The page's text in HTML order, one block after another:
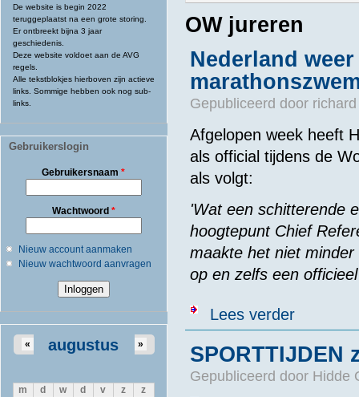
De website is begin 2022
teruggeplaatst na een grote storing.
Er ontbreekt bijna 3 jaar
geschiedenis.
Deze website voldoet aan de AVG
regels.
Alle tekstblokjes hierboven zijn actieve
links. Sommige hebben ook nog sub-
links.
Gebruikerslogin
Gebruikersnaam*
Wachtwoord *
Nieuw account aanmaken
Nieuw wachtwoord aanvragen
augustus
« »
m d w d v z
z
OW jureren
Nederland
Gepubliceerd door
Afgelopen week heeft
als official tijdens de
als volgt:
'Wat een schitterende
hoogtepunt Chief
maakte het niet
op en zelfs een
Lees verderover
SPORTTIJDEN
Gepubliceerd door Hidde